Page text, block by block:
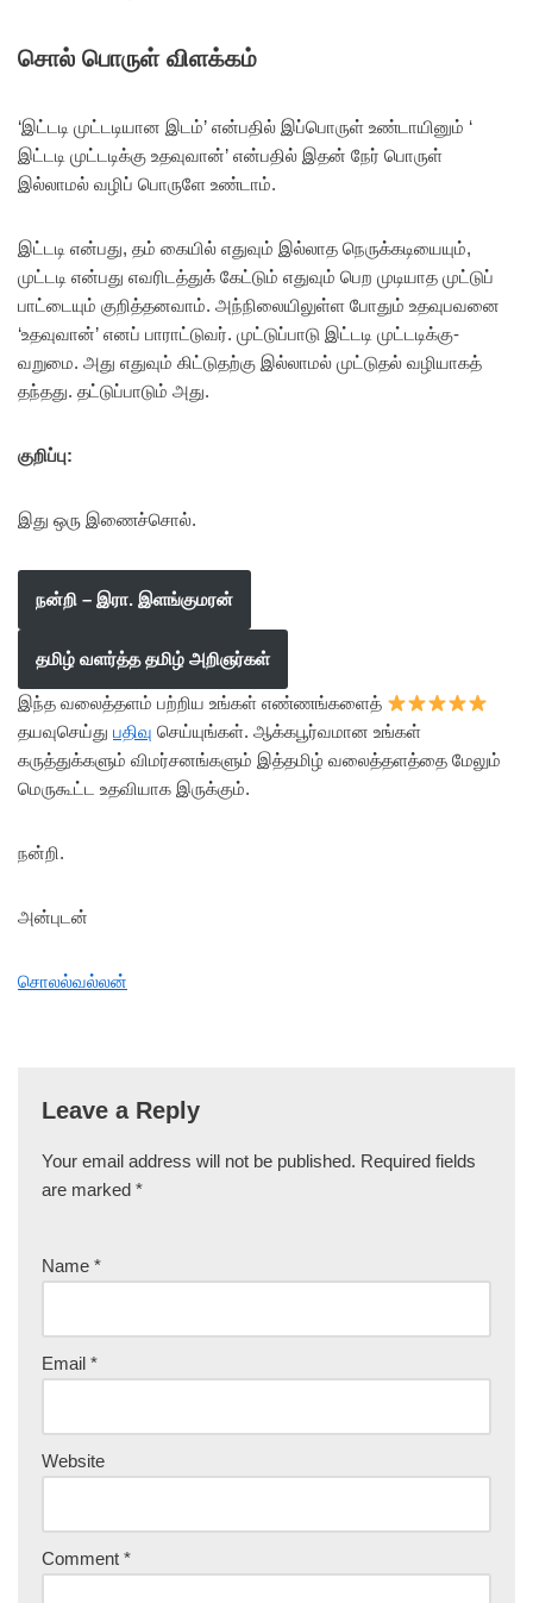
சொல் பொருள் விளக்கம்
‘இட்டடி முட்டடியான இடம்’ என்பதில் இப்பொருள் உண்டாயினும் ‘
இட்டடி முட்டடிக்கு உதவுவான்’ என்பதில் இதன் நேர் பொருள்
இல்லாமல் வழிப் பொருளே உண்டாம்.
இட்டடி என்பது, தம் கையில் எதுவும் இல்லாத நெருக்கடியையும்,
முட்டடி என்பது எவரிடத்துக் கேட்டும் எதுவும் பெற முடியாத முட்டுப்
பாட்டையும் குறித்தனவாம். அந்நிலையிலுள்ள போதும் உதவுபவனை
‘உதவுவான்’ எனப் பாராட்டுவர். முட்டுப்பாடு இட்டடி முட்டடிக்கு-
வறுமை. அது எதுவும் கிட்டுதற்கு இல்லாமல் முட்டுதல் வழியாகத்
தந்தது. தட்டுப்பாடும் அது.
குறிப்பு:
இது ஒரு இணைச்சொல்.
நன்றி – இரா. இளங்குமரன்
தமிழ் வளர்த்த தமிழ் அறிஞர்கள்
இந்த வலைத்தளம் பற்றிய உங்கள் எண்ணங்களைத்
தயவுசெய்து பதிவு செய்யுங்கள். ஆக்கபூர்வமான உங்கள்
கருத்துக்களும் விமர்சனங்களும் இத்தமிழ் வலைத்தளத்தை மேலும்
மெருகூட்ட உதவியாக இருக்கும்.
நன்றி.
அன்புடன்
சொலல்வல்லன்
Leave a Reply
Your email address will not be published. Required fields
are marked *
Name *
Email *
Website
Comment *